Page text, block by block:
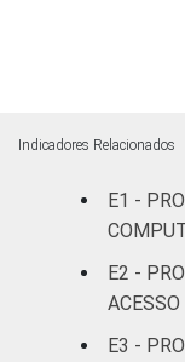
Indicadores Relacionados
E1 -
E2 -
E3 -